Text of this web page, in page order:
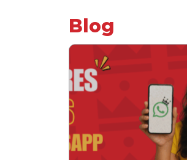
Blog